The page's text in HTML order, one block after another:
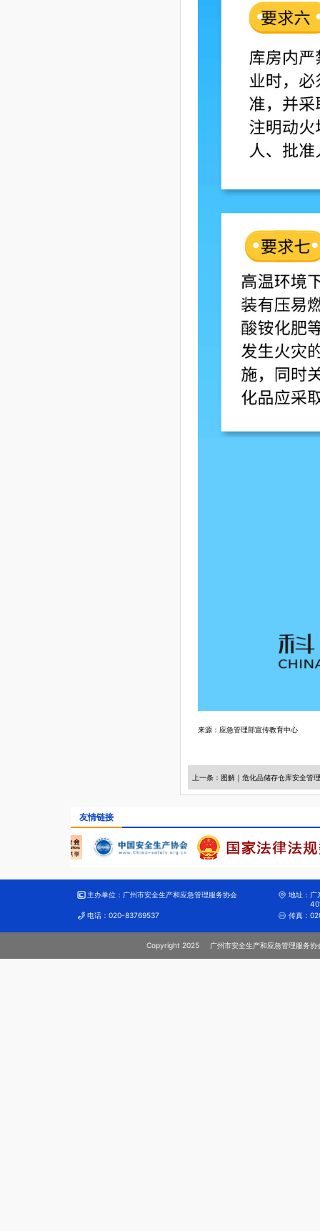
来源：应急管理部宣传教育中心
上一条：图解｜危化品储存仓库安全管
友情链接
主办单位： 广州市安全生产和应急管理服务协会 地址： 广
电话：020-83769537 传真：
Copyright 2025 广州市安全生产和应急管理服务